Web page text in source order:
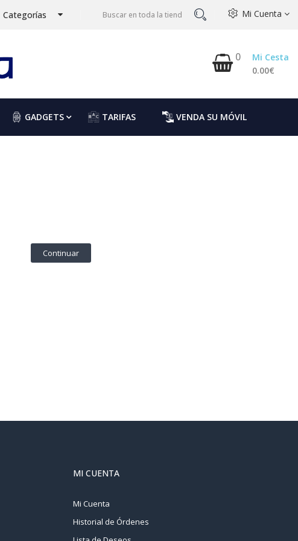
Categorías Mi Cuenta
0
Mi Cesta
0.00€
GADGETS TARIFAS VENDA SU MÓVIL
Continuar
MI CUENTA
Mi Cuenta
Historial de Órdenes